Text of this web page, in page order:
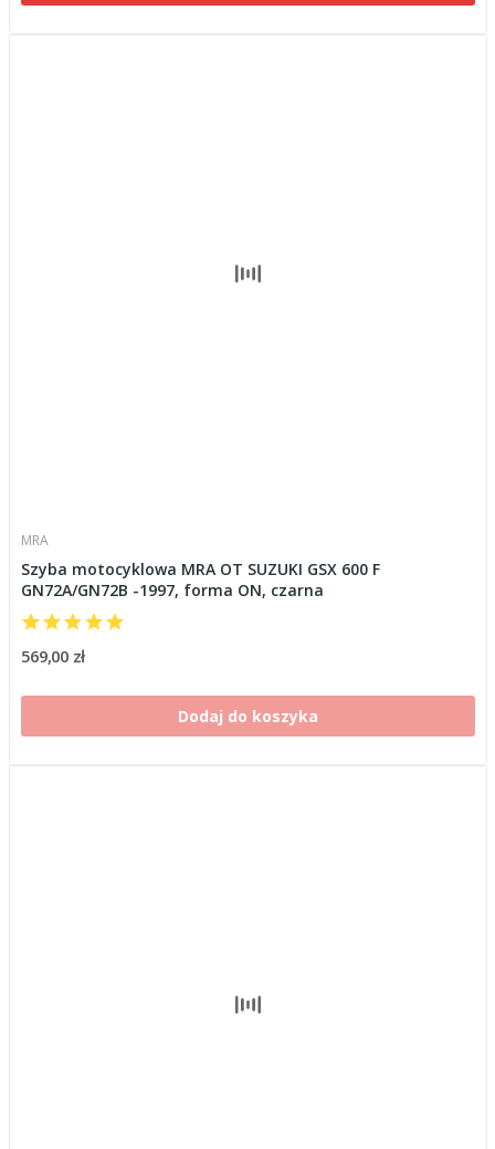
MRA
Szyba motocyklowa MRA OT SUZUKI GSX 600 F
GN72A/GN72B -1997, forma ON, czarna
569,00 zł
Dodaj do koszyka